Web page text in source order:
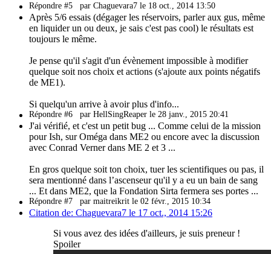
Répondre #5 par Chaguevara7 le 18 oct., 2014 13:50
Après 5/6 essais (dégager les réservoirs, parler aux gus, même
en liquider un ou deux, je sais c'est pas cool) le résultats est
toujours le même.
Je pense qu'il s'agit d'un évènement impossible à modifier
quelque soit nos choix et actions (s'ajoute aux points négatifs
de ME1).
Si quelqu'un arrive à avoir plus d'info...
Répondre #6 par HellSingReaper le 28 janv., 2015 20:41
J'ai vérifié, et c'est un petit bug ... Comme celui de la mission
pour Ish, sur Oméga dans ME2 ou encore avec la discussion
avec Conrad Verner dans ME 2 et 3 ...
En gros quelque soit ton choix, tuer les scientifiques ou pas, il
sera mentionné dans l’ascenseur qu'il y a eu un bain de sang
... Et dans ME2, que la Fondation Sirta fermera ses portes ...
Répondre #7 par maitreikrit le 02 févr., 2015 10:34
Citation de: Chaguevara7 le 17 oct., 2014 15:26
Si vous avez des idées d'ailleurs, je suis preneur !
Spoiler